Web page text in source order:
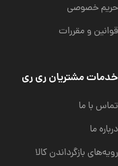
حریم خصوصی
قوانین و مقررات
خدمات مشتریان ری ری
تماس با ما
درباره ما
رویه‌های بازگرداندن کالا